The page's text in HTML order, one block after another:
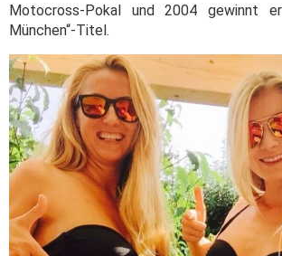
Motocross-Pokal und 2004 gewinnt
München“-Titel.